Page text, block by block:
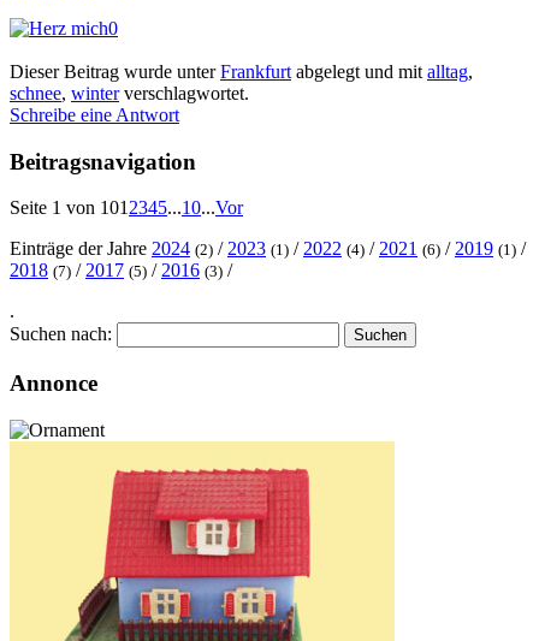
0
Dieser Beitrag wurde unterFrankfurt abgelegt und mit alltag,
schnee, winterverschlagwortet.
Schreibe eine Antwort
Beitragsnavigation
Seite 1 von 101 2345...10...Vor
Einträge der Jahre 2024 (2) / 2023 (1) / 2022 (4) / 2021 (6) / 2019 (1) /
2018 (7) / 2017 (5) / 2016 (3) /
.
Suchen nach:
Annonce